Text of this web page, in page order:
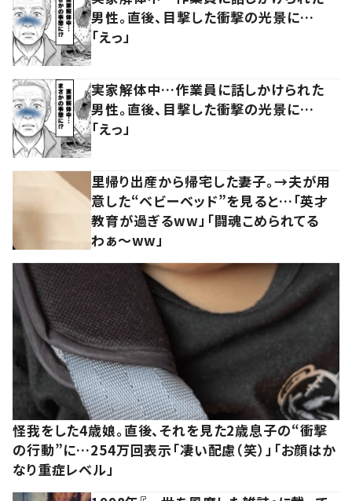
男性。直後、目撃した衝撃の光景に…
「えっ」
実家解体中…作業員に話しかけられた
男性。直後、目撃した衝撃の光景に…
「えっ」
里帰り出産から帰宅した妻子。→夫が用
意した“ベビーベッド”を見ると…「英才
教育が過ぎるww」「闘魂こめられてる
わぁ～ww」
怪我をした4歳娘。直後、それを見た2歳息子の“衝撃
の行動”に…254万回表示「凄い配慮（笑）」「お顔はか
なり重症レベル」